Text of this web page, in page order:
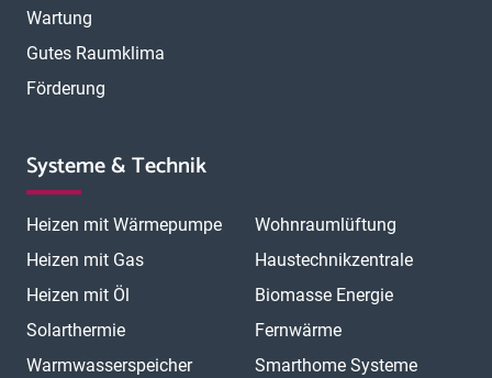
Wartung
Gutes Raumklima
Förderung
Systeme & Technik
Heizen mit Wärmepumpe
Heizen mit Gas
Heizen mit Öl
Solarthermie
Warmwasserspeicher
Wohnraumlüftung
Haustechnikzentrale
Biomasse Energie
Fernwärme
Smarthome Systeme